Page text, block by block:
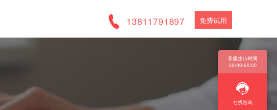
13811791897 免费试用
客服接待时间
09:00-20:00
在线咨询